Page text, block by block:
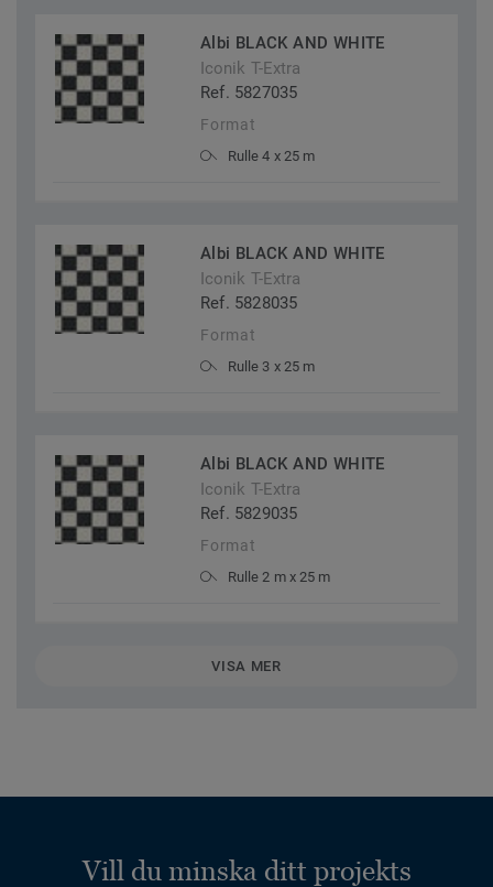
Albi BLACK AND WHITE
Iconik T-Extra
Ref. 5827035
Format
Rulle 4 x 25 m
Albi BLACK AND WHITE
Iconik T-Extra
Ref. 5828035
Format
Rulle 3 x 25 m
Albi BLACK AND WHITE
Iconik T-Extra
Ref. 5829035
Format
Rulle 2 m x 25 m
VISA MER
Vill du minska ditt projekts